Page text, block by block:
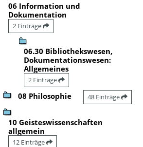
06 Information und
Dokumentation
2 Einträge
06.30 Bibliothekswesen,
Dokumentationswesen:
Allgemeines
2 Einträge
08 Philosophie 48 Einträge
10 Geisteswissenschaften
allgemein
12 Einträge